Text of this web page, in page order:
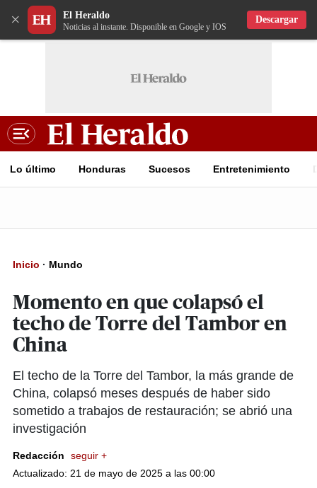
× El Heraldo
Noticias al instante. Disponible en Google y IOS
Descargar
Lo último Honduras Sucesos Entretenimiento
Inicio · Mundo
Momento en que colapsó el
techo de Torre del Tambor en
China
El techo de la Torre del Tambor, la más grande de
China, colapsó meses después de haber sido
sometido a trabajos de restauración; se abrió una
investigación
Redacción
seguir +
Actualizado: 21 de mayo de 2025 a las 00:00